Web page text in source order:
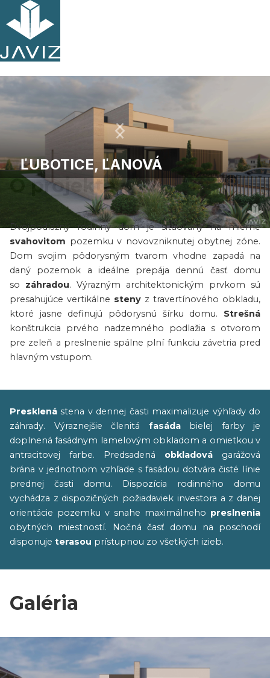
ĽUBOTICE, ĽANOVÁ
Slide 2 of 10.
O projekte
Dvojpodlažný rodinný dom je situovaný na mierne
svahovitom pozemku v novovzniknutej obytnej zóne.
Dom svojim pôdorysným tvarom vhodne zapadá na
daný pozemok a ideálne prepája dennú časť domu
so záhradou. Výrazným architektonickým prvkom sú
presahujúce vertikálne steny z travertínového obkladu,
ktoré jasne definujú pôdorysnú šírku domu. Strešná
konštrukcia prvého nadzemného podlažia s otvorom
pre zeleň a preslnenie spálne plní funkciu závetria pred
hlavným vstupom.
Presklená stena v dennej časti maximalizuje výhľady do
záhrady. Výraznejšie členitá fasádabielej farby je
doplnená fasádnym lamelovým obkladom a omietkou v
antracitovej farbe. Predsadená obkladová garážová
brána v jednotnom vzhľade s fasádou dotvára čisté línie
prednej časti domu. Dispozícia rodinného domu
vychádza z dispozičných požiadaviek investora a z danej
orientácie pozemku v snahe maximálneho preslnenia
obytných miestností. Nočná časť domu na poschodí
disponuje terasou prístupnou zo všetkých izieb.
Galéria